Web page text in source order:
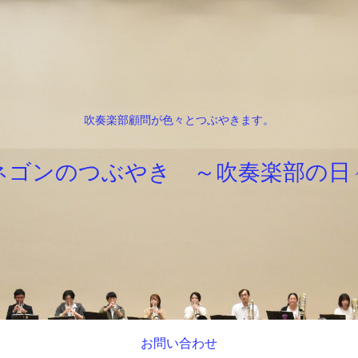
吹奏楽部顧問が色々とつぶやきます。
ゴンのつぶやき ～吹奏楽部の日
お問い合わせ